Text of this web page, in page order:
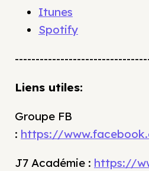
Itunes
Spotify
Liens utiles:
Groupe FB
: https://
J7 Académie : https://